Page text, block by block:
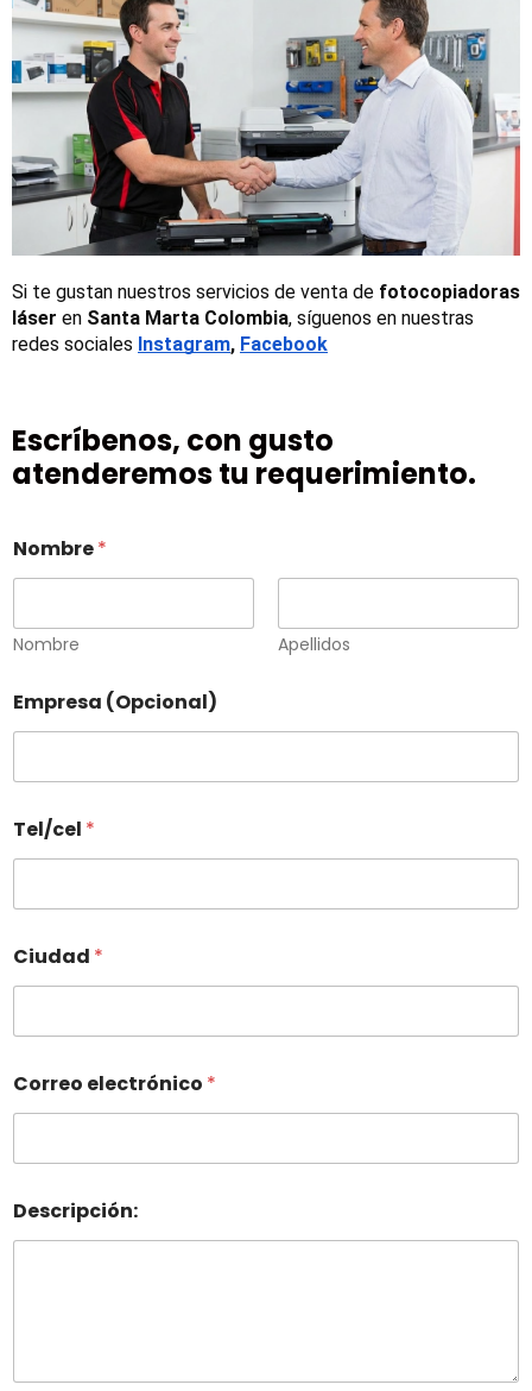
Si te gustan nuestros servicios de venta de fotocopiadoras
láser en Santa Marta Colombia, síguenos en nuestras
redes sociales Instagram, Facebook
Escríbenos, con gusto
atenderemos tu requerimiento.
Nombre*
Nombre Apellidos
Empresa (Opcional)
Tel/cel *
Ciudad *
Correo electrónico *
Descripción: